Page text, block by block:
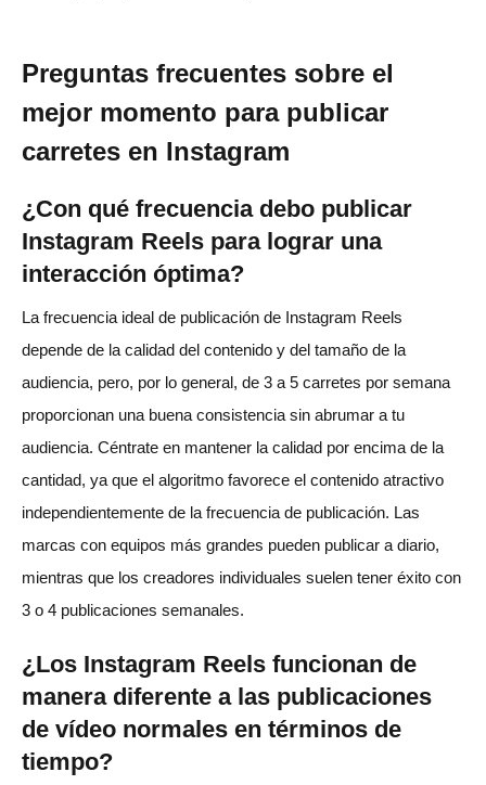
Preguntas frecuentes sobre el
mejor momento para publicar
carretes en Instagram
¿Con qué frecuencia debo publicar
Instagram Reels para lograr una
interacción óptima?
La frecuencia ideal de publicación de Instagram Reels
depende de la calidad del contenido y del tamaño de la
audiencia, pero, por lo general, de 3 a 5 carretes por semana
proporcionan una buena consistencia sin abrumar a tu
audiencia. Céntrate en mantener la calidad por encima de la
cantidad, ya que el algoritmo favorece el contenido atractivo
independientemente de la frecuencia de publicación. Las
marcas con equipos más grandes pueden publicar a diario,
mientras que los creadores individuales suelen tener éxito con
3 o 4 publicaciones semanales.
¿Los Instagram Reels funcionan de
manera diferente a las publicaciones
de vídeo normales en términos de
tiempo?